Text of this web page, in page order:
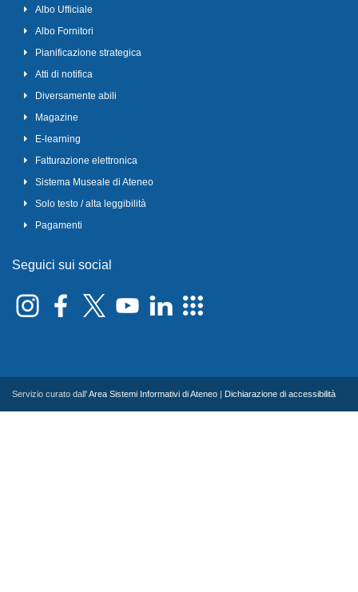
Albo Ufficiale
Albo Fornitori
Pianificazione strategica
Atti di notifica
Diversamente abili
Magazine
E-learning
Fatturazione elettronica
Sistema Museale di Ateneo
Solo testo / alta leggibilità
Pagamenti
Seguici sui social
Servizio curato dall'Area Sistemi Informativi di Ateneo Dichiarazione di accessibilità